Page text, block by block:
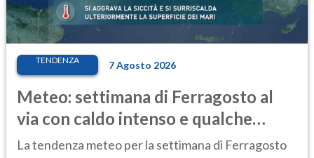
TENDENZA 7 Agosto 2026
Meteo: settimana di Ferragosto al
via con caldo intenso e qualche
temporale
La tendenza meteo per la settimana di Ferragosto